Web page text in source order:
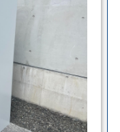
同梱等、最良の方
絡）